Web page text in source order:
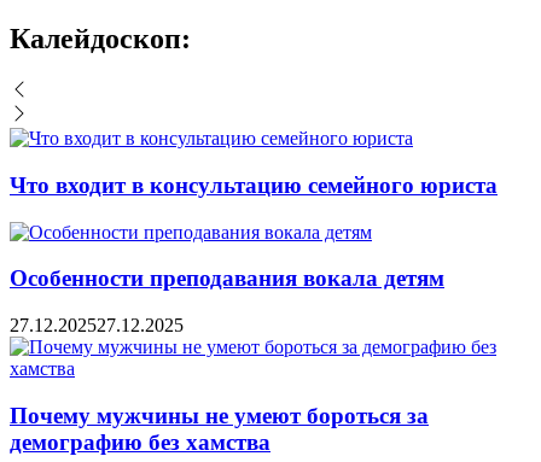
Калейдоскоп:
Что входит в консультацию семейного юриста
Особенности преподавания вокала детям
27.12.202527.12.2025
Почему мужчины не умеют бороться за
демографию без хамства